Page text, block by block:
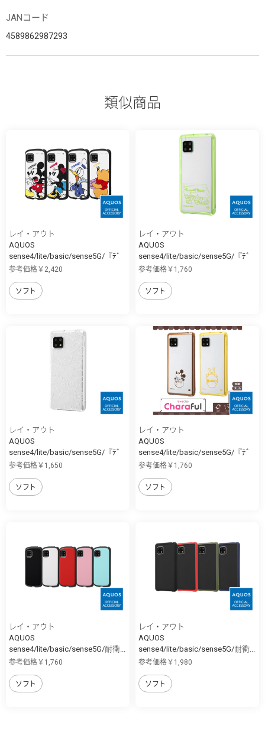
JANコード
4589862987293
類似商品
レイ・アウト
AQUOS
sense4/lite/basic/sense5G/『ﾃﾞ
ｨ...
参考価格￥2,420
ソフト
レイ・アウト
AQUOS
sense4/lite/basic/sense5G/『ﾃﾞ
ｨ...
参考価格￥1,760
ソフト
レイ・アウト
AQUOS
sense4/lite/basic/sense5G/『ﾃﾞ
ｨ...
参考価格￥1,650
ソフト
レイ・アウト
AQUOS
sense4/lite/basic/sense5G/『ﾃﾞ
ｨ...
参考価格￥1,760
ソフト
レイ・アウト
AQUOS
sense4/lite/basic/sense5G/耐衝...
参考価格￥1,760
ソフト
レイ・アウト
AQUOS
sense4/lite/basic/sense5G/耐衝...
参考価格￥1,980
ソフト